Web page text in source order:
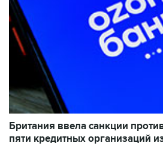
Британия ввела санкции
пяти кредитных организаций